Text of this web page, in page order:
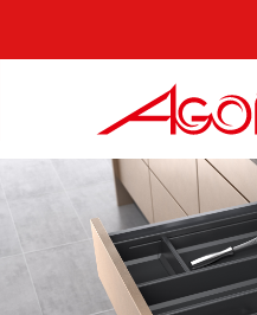
HOME
KBB-PRODUKTSERIEN
TKK-
KARRIERE